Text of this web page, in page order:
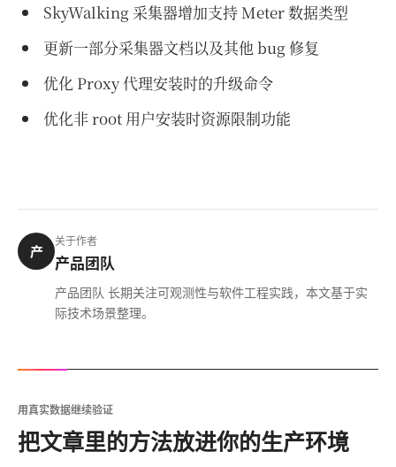
SkyWalking 采集器增加支持 Meter 数据类型
更新一部分采集器文档以及其他 bug 修复
优化 Proxy 代理安装时的升级命令
优化非 root 用户安装时资源限制功能
产
关于作者
产品团队
产品团队 长期关注可观测性与软件工程实践，本文基于实
际技术场景整理。
用真实数据继续验证
把文章里的方法放进你的生产环境